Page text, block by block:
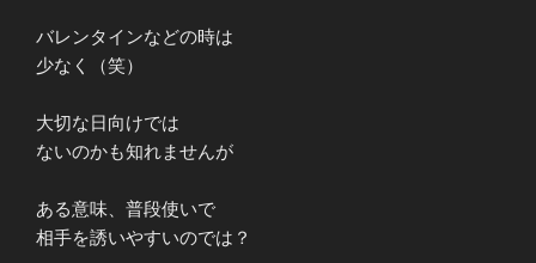
バレンタインなどの時は
少なく（笑）
大切な日向けでは
ないのかも知れませんが
ある意味、普段使いで
相手を誘いやすいのでは？